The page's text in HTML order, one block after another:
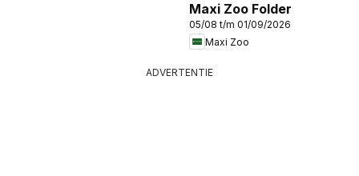
Maxi Zoo Folder
05/08 t/m 01/09/2026
Maxi Zoo
ADVERTENTIE